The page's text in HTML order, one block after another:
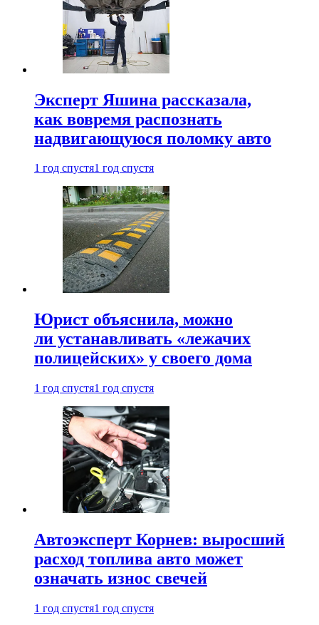
Эксперт Яшина рассказала,
как вовремя распознать
надвигающуюся поломку авто
1 год спустя1 год спустя
Юрист объяснила, можно
ли устанавливать «лежачих
полицейских» у своего дома
1 год спустя1 год спустя
Автоэксперт Корнев: выросший
расход топлива авто может
означать износ свечей
1 год спустя1 год спустя